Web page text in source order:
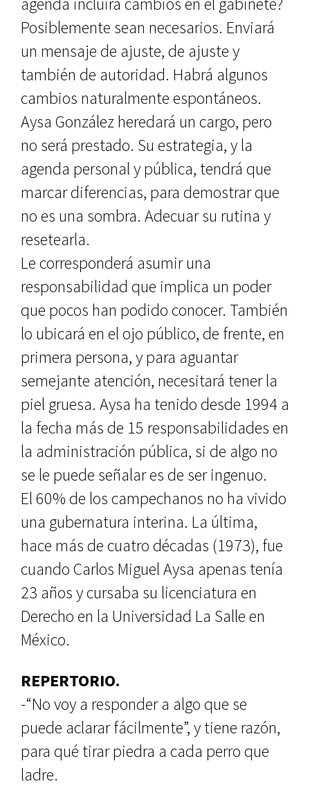
Posiblemente sean necesarios. Enviará
un mensaje de ajuste, de ajuste y
también de autoridad. Habrá algunos
cambios naturalmente espontáneos.
Aysa González heredará un cargo, pero
no será prestado. Su estrategia, y la
agenda personal y pública, tendrá que
marcar diferencias, para demostrar que
no es una sombra. Adecuar su rutina y
resetearla.
Le corresponderá asumir una
responsabilidad que implica un poder
que pocos han podido conocer. También
lo ubicará en el ojo público, de frente, en
primera persona, y para aguantar
semejante atención, necesitará tener la
piel gruesa. Aysa ha tenido desde 1994 a
la fecha más de 15 responsabilidades en
la administración pública, si de algo no
se le puede señalar es de ser ingenuo.
El 60% de los campechanos no ha vivido
una gubernatura interina. La última,
hace más de cuatro décadas (1973), fue
cuando Carlos Miguel Aysa apenas tenía
23 años y cursaba su licenciatura en
Derecho en la Universidad La Salle en
México.
REPERTORIO.
-“No voy a responder a algo que se
puede aclarar fácilmente”, y tiene razón,
para qué tirar piedra a cada perro que
ladre.